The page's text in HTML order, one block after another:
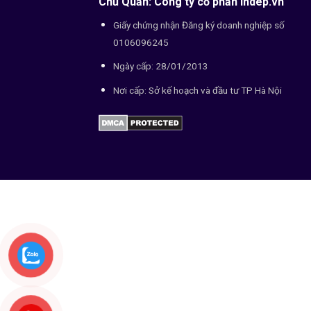
Giấy chứng nhận Đăng ký doanh nghiệp số
0106096245
Ngày cấp: 28/01/2013
Nơi cấp: Sở kế hoạch và đầu tư TP Hà Nội